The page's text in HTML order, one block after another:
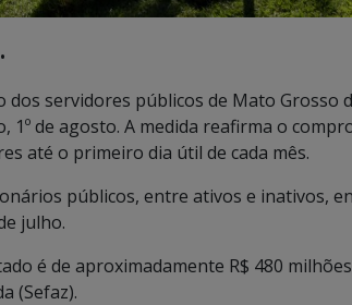
dos servidores públicos de Mato Grosso
1º de agosto. A medida reafirma o
até o primeiro dia útil de cada mês.
públicos, entre ativos e inativos,
julho.
é de aproximadamente R$ 480
(Sefaz).